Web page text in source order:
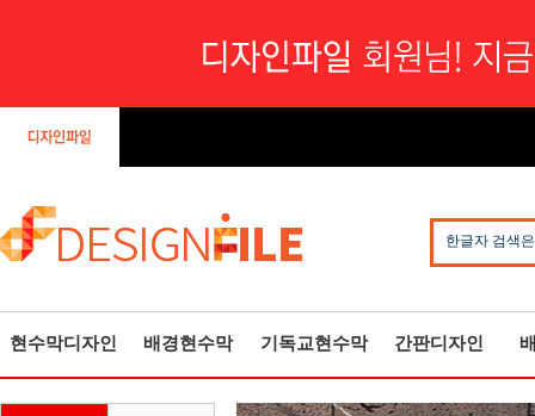
한글자 검색
현수막디자인 배경현수막 기독교현수막 간판디자인